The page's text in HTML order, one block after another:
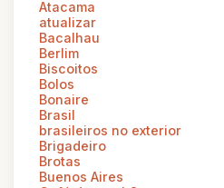
Atacama
atualizar
Bacalhau
Berlim
Biscoitos
Bolos
Bonaire
Brasil
brasileiros no exterior
Brigadeiro
Brotas
Buenos Aires